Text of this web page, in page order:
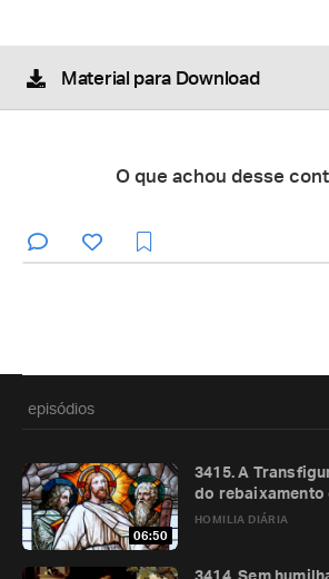
Material para Download
O que achou desse
episódios
06:50
HOMILIA DIÁRIA
3415. A
do rebaixamento